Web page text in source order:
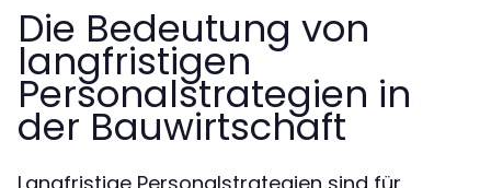
Die Bedeutung von
langfristigen
Personalstrategien in
der Bauwirtschaft